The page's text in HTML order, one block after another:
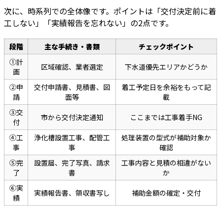
次に、時系列での全体像です。ポイントは「交付決定前に着
工しない」「実績報告を忘れない」の2点です。
段階 主な手続き・書類
チェックポイント
①計
画
区域確認、業者選定 下水道優先エリアかどうか
②申
請
交付申請書、見積書、図
面等
着工予定日を余裕をもって記
載
③交
付
市から交付決定通知 ここまでは工事着手NG
④工
事
浄化槽設置工事、配管工
事
処理装置の型式が補助対象か
確認
⑤完
了
設置届、完了写真、請求
書
工事内容と見積の相違がない
か
⑥実
績
実績報告書、領収書写し 補助金額の確定・交付